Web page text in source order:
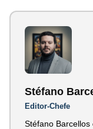
Stéfano
Editor-Chefe
Stéfano